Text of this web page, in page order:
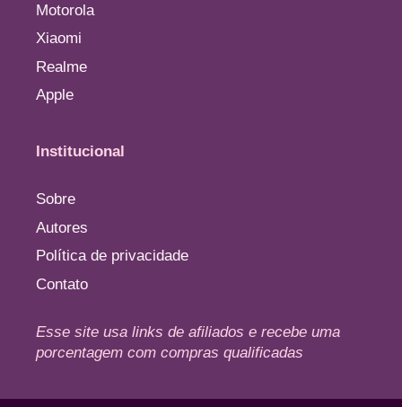
Motorola
Xiaomi
Realme
Apple
Institucional
Sobre
Autores
Política de privacidade
Contato
Esse site usa links de afiliados e recebe uma
porcentagem com compras qualificadas